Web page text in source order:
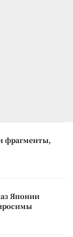
фрагменты,
Японии